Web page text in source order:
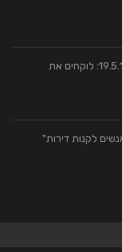
כנס "אדריכלים מבשרים חקיקה" 19.5.19: לוקחים את
לקנות דירות"